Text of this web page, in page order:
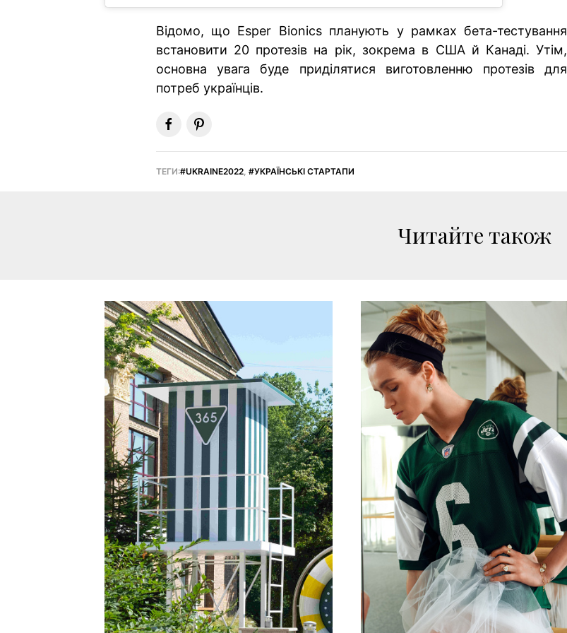
Відомо, що Esper Bionics планують у рамках бета-тестування
встановити 20 протезів на рік, зокрема в США й Канаді. Утім,
основна увага буде приділятися виготовленню протезів для
потреб українців.
ТЕГИ: UKRAINE2022, УКРАЇНСЬКІ СТАРТАПИ
Читайте також